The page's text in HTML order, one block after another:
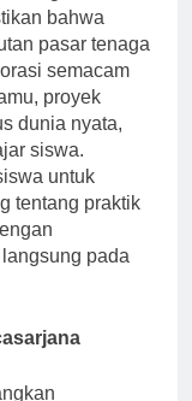
dengan
bahwa
pasar tenaga
semacam
proyek
dunia nyata,
siswa.
untuk
tentang praktik
pada